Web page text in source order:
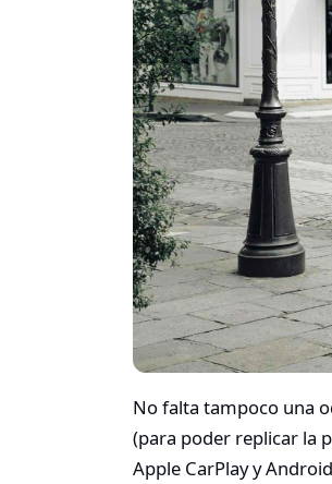
No falta tampoco una
(para poder replicar la
Apple CarPlay y